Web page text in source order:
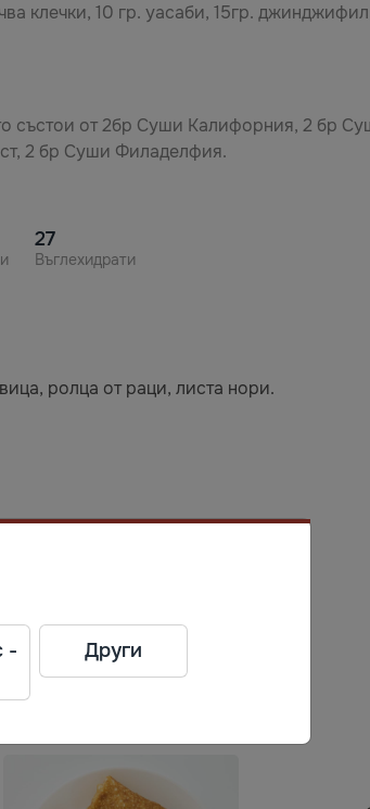
клечки, 10 гр. уасаби, 15гр.
състои от 2бр Суши Калифорния, 2 бр
2 бр Суши Филаделфия.
27
Въглехидрати
ролца от раци, листа нори.
-
Други